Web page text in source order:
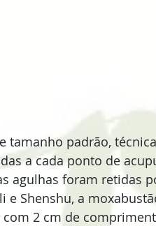
tamanho padrão,
a cada ponto de
agulhas foram retidas
e Shenshu, a
2 cm de